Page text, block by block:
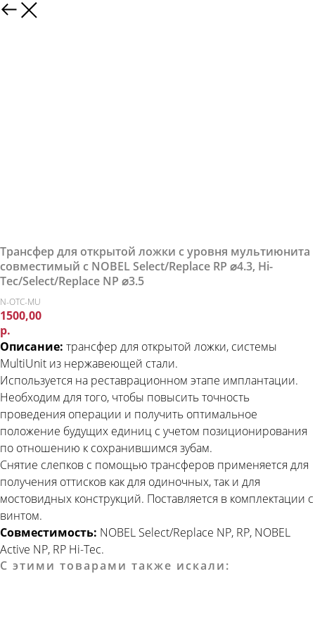
Трансфер для открытой ложки с уровня мультиюнита
совместимый с NOBEL Select/Replace RP ⌀4.3, Hi-
Tec/Select/Replace NP ⌀3.5
N-OTC-MU
1500,00
р.
Описание: трансфер для открытой ложки, системы
MultiUnit из нержавеющей стали.
Используется на реставрационном этапе имплантации.
Необходим для того, чтобы повысить точность
проведения операции и получить оптимальное
положение будущих единиц с учетом позиционирования
по отношению к сохранившимся зубам.
Снятие слепков с помощью трансферов применяется для
получения оттисков как для одиночных, так и для
мостовидных конструкций. Поставляется в комплектации с
винтом.
Совместимость: NOBEL Select/Replace NP, RP, NOBEL
Active NP, RP Hi-Tec.
С этими товарами также искали: